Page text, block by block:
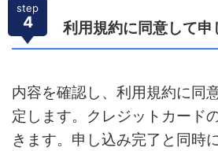
step
4 利用規約に同意して申
内容を確認し、利用規約に同
定します。クレジットカード
きます。申し込み完了と同時